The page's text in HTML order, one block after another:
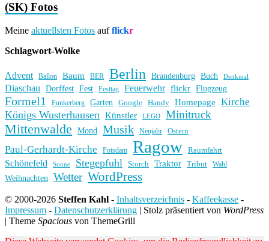
(SK) Fotos
Meine aktuellsten Fotos aufflickr
Schlagwort-Wolke
Advent Ballon Baum BER Berlin Brandenburg Buch Denkmal
Diaschau Dorffest Fest Festtag Feuerwehr flickr Flugzeug
Formel1 Funkerberg Garten Google Handy Homepage Kirche
Königs Wusterhausen Künstler LEGO Minitruck
Mittenwalde Mond Musik Neujahr Ostern
Paul-Gerhardt-Kirche Potsdam Ragow Raumfahrt
Schönefeld Sonne Stegepfuhl Storch Traktor Tribut Wahl
Weihnachten Wetter WordPress
© 2000-2026 Steffen Kahl - Inhaltsverzeichnis - Kaffeekasse -
Impressum - Datenschutzerklärung | Stolz präsentiert von WordPress
| Theme Spacious von ThemeGrill